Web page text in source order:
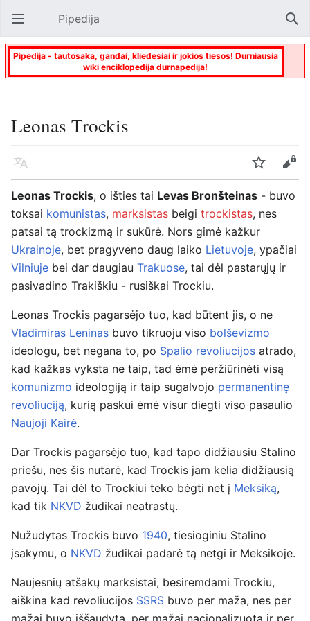
Atverti pagrindinį meniu Pipedija
Pipedija - tautosaka, gandai, kliedesiai ir jokios tiesos! Durniausia
wiki enciklopedija durnapedija!
Leonas Trockis
Kalba Stebėti
Keisti
Leonas Trockis, o išties tai Levas Bronšteinas - buvo
toksai komunistas, marksistas beigi trockistas, nes
patsai tą trockizmą ir sukūrė. Nors gimė kažkur
Ukrainoje, bet pragyveno daug laiko Lietuvoje, ypačiai
Vilniuje bei dar daugiau Trakuose, tai dėl pastarųjų ir
pasivadino Trakiškiu - rusiškai Trockiu.
Leonas Trockis pagarsėjo tuo, kad būtent jis, o ne
Vladimiras Leninas buvo tikruoju viso bolševizmo
ideologu, bet negana to, po Spalio revoliucijos atrado,
kad kažkas vyksta ne taip, tad ėmė peržiūrinėti visą
komunizmo ideologiją ir taip sugalvojo permanentinę
revoliuciją, kurią paskui ėmė visur diegti viso pasaulio
Naujoji Kairė.
Dar Trockis pagarsėjo tuo, kad tapo didžiausiu Stalino
priešu, nes šis nutarė, kad Trockis jam kelia didžiausią
pavojų. Tai dėl to Trockiui teko bėgti net į Meksiką,
kad tik NKVD žudikai neatrastų.
Nužudytas Trockis buvo 1940, tiesioginiu Stalino
įsakymu, o NKVD žudikai padarė tą netgi ir Meksikoje.
Naujesnių atšakų marksistai, besiremdami Trockiu,
aiškina kad revoliucijos SSRS buvo per maža, nes per
mažai buvo iššaudyta, per mažai nacionalizuota ir per